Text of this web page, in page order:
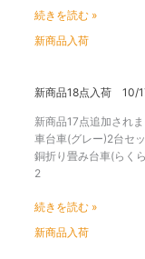
荷
1/4
続きを読む »
新商品入荷
新商品18点入荷 10/
新商品17点追加され
車台車(グレー)2台セ
銅折り畳み台車(らく
2
新
品
18
点
入
10/17
続きを読む »
新商品入荷